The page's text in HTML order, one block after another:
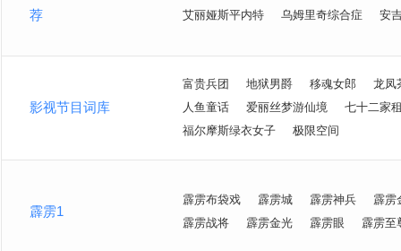
荐
艾丽娅斯平内特
乌姆里奇综合症 安
影视节目词库
富贵兵团 地狱男爵 移魂女郎
龙凤
人鱼童话
爱丽丝梦游仙境
七十二家
福尔摩斯绿衣女子
极限空间
霹雳1
霹雳布袋戏 霹雳城 霹雳神兵
霹雳
霹雳战将
霹雳金光 霹雳眼 霹雳至